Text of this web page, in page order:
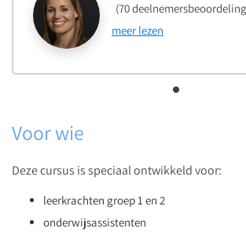
(70
meer lezen
Voor wie
Deze cursus is speciaal ontwikkeld voor:
leerkrachten groep 1 en 2
onderwijsassistenten